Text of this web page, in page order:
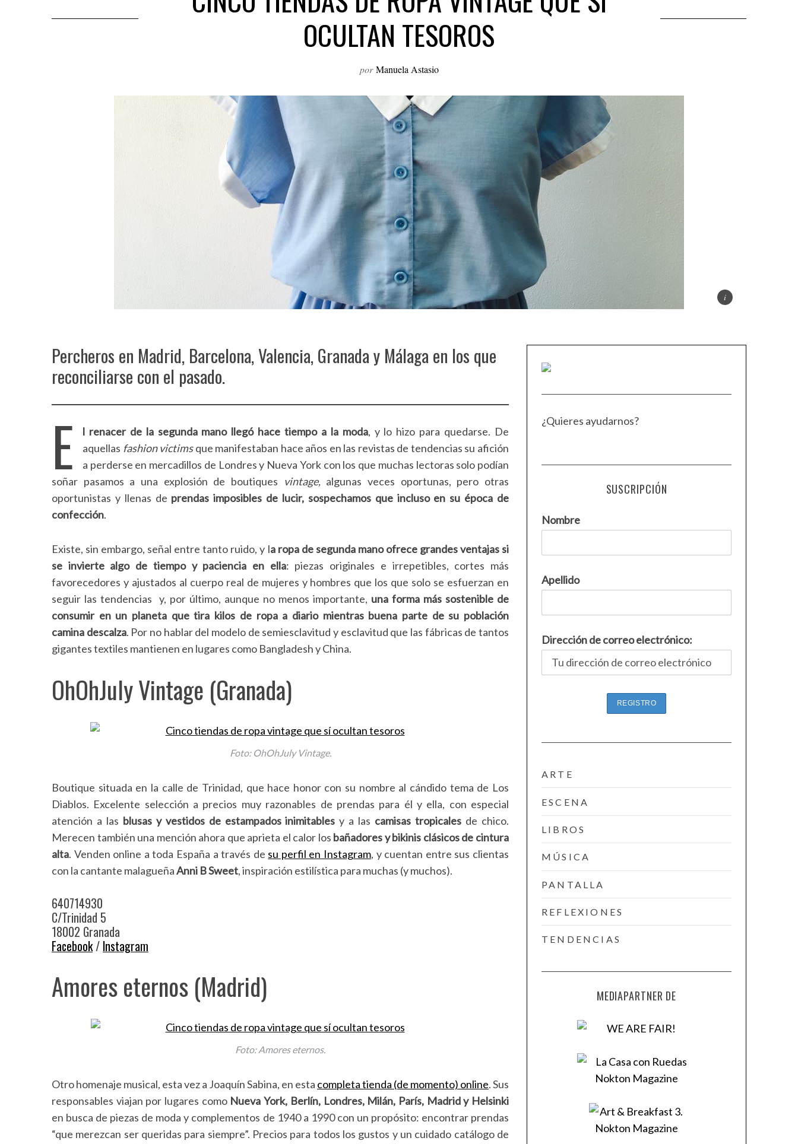
OCULTAN TESOROS
por Manuela Astasio
Percheros en Madrid, Barcelona, Valencia, Granada y Málaga en los que
reconciliarse con el pasado.
E l renacer de la segunda mano llegó hace tiempo a la moda, y lo hizo para quedarse. De
aquellas fashion victimsque manifestaban hace años en las revistas de tendencias su afición
a perderse en mercadillos de Londres y Nueva York con los que muchas lectoras solo podían
soñar pasamos a una explosión de boutiques vintage,algunas veces oportunas, pero otras
oportunistas y llenas de prendas imposibles de lucir, sospechamos que incluso en su época de
confección.
Existe, sin embargo, señal entre tanto ruido, y la ropa de segunda mano ofrece grandes ventajas si
se invierte algo de tiempo y paciencia en ella: piezas originales e irrepetibles, cortes más
favorecedores y ajustados al cuerpo real de mujeres y hombres que los que solo se esfuerzan en
seguir las tendencias y, por último, aunque no menos importante, una forma más sostenible de
consumir en un planeta que tira kilos de ropa a diario mientras buena parte de su población
camina descalza. Por no hablar del modelo de semiesclavitud y esclavitud que las fábricas de tantos
gigantes textiles mantienen en lugares como Bangladesh y China.
OhOhJuly Vintage (Granada)
Foto: OhOhJuly Vintage.
Boutique situada en la calle de Trinidad, que hace honor con su nombre al cándido tema de Los
Diablos. Excelente selección a precios muy razonables de prendas para él y ella, con especial
atención a las blusas y vestidos de estampados inimitables y a las camisas tropicales de chico.
Merecen también una mención ahora que aprieta el calor los bañadores y bikinis clásicos de cintura
alta. Venden online a toda España a través de su perfil en Instagram, y cuentan entre sus clientas
con la cantante malagueñaAnni B Sweet, inspiración estilística para muchas (y muchos).
640714930
C/Trinidad 5
18002 Granada
Facebook/ Instagram
Amores eternos (Madrid)
Foto: Amores eternos.
Otro homenaje musical, esta vez a Joaquín Sabina, en esta completa tienda (de momento) online. Sus
responsables viajan por lugares como Nueva York, Berlín, Londres, Milán, París, Madrid y Helsinki
en busca de piezas de moda y complementos de 1940 a 1990 con un propósito: encontrar prendas
“que merezcan ser queridas para siempre”. Precios para todos los gustos y un cuidado catálogo de
¿Quieres ayudarnos?
SUSCRIPCIÓN
Nombre
Apellido
Dirección de correo electrónico:
ARTE
ESCENA
LIBROS
MÚSICA
PANTALLA
REFLEXIONES
TENDENCIAS
MEDIAPARTNER DE
S
e
o